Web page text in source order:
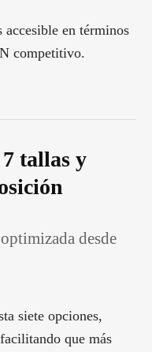
accesible en términos
competitivo.
tallas y
desde
siete opciones,
que más